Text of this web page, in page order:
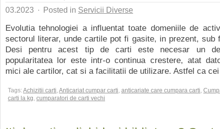
03.2023 · Posted in Servicii Diverse
Evolutia tehnologiei a influentat toate domeniile de
sectorul literar, unde cartile pot fi gasite, in prezent, sub
Desi pentru acest tip de carti este necesar un
popularitatea lor este intr-o continua crestere, atat
mici ale cartilor, cat si a facilitatii de utilizare. Astfel ca
Tags:Achizitii carti,Anticariat cumpar carti, anticariate care cumpara carti,
carti la kg, cumparatori de carti vechi